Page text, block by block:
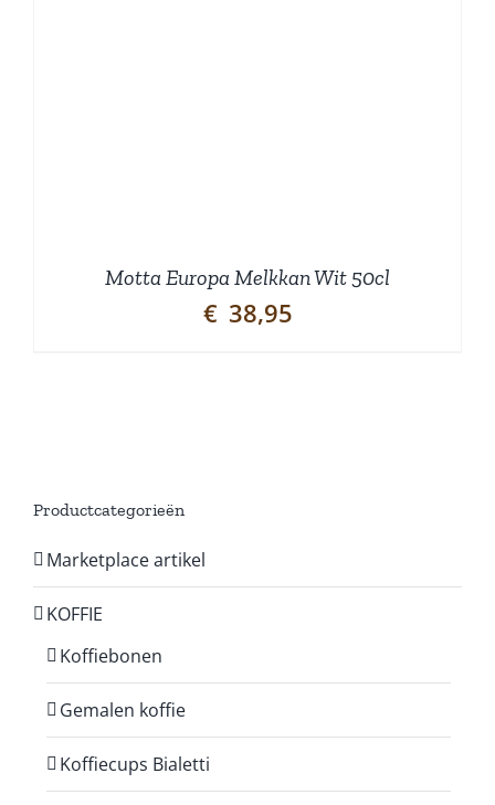
Motta Europa Melkkan Wit 50cl
€ 38,95
Productcategorieën
Marketplace artikel
KOFFIE
Koffiebonen
Gemalen koffie
Koffiecups Bialetti